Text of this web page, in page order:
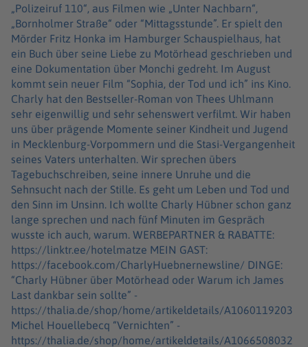
„Polizeiruf 110“, aus Filmen wie „Unter Nachbarn“,
„Bornholmer Straße“ oder “Mittagsstunde”. Er spielt den
Mörder Fritz Honka im Hamburger Schauspielhaus, hat
ein Buch über seine Liebe zu Motörhead geschrieben und
eine Dokumentation über Monchi gedreht. Im August
kommt sein neuer Film “Sophia, der Tod und ich” ins Kino.
Charly hat den Bestseller-Roman von Thees Uhlmann
sehr eigenwillig und sehr sehenswert verfilmt. Wir haben
uns über prägende Momente seiner Kindheit und Jugend
in Mecklenburg-Vorpommern und die Stasi-Vergangenheit
seines Vaters unterhalten. Wir sprechen übers
Tagebuchschreiben, seine innere Unruhe und die
Sehnsucht nach der Stille. Es geht um Leben und Tod und
den Sinn im Unsinn. Ich wollte Charly Hübner schon ganz
lange sprechen und nach fünf Minuten im Gespräch
wusste ich auch, warum. WERBEPARTNER & RABATTE:
https://linktr.ee/hotelmatze MEIN GAST:
https://facebook.com/CharlyHuebnernewsline/ DINGE:
“Charly Hübner über Motörhead oder Warum ich James
Last dankbar sein sollte” -
https://thalia.de/shop/home/artikeldetails/A1060119203
Michel Houellebecq “Vernichten” -
https://thalia.de/shop/home/artikeldetails/A1066508032